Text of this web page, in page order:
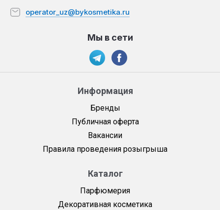
Информация
Бренды
Публичная оферта
Вакансии
Правила проведения розыгрыша
Каталог
Парфюмерия
Декоративная косметика
operator_uz@bykosmetika.ru
Мы в сети